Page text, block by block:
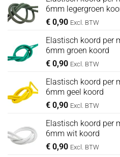
6mm legergroen
€ 0,90 Excl. BTW
Elastisch koord per
6mm groen koord
€ 0,90 Excl. BTW
Elastisch koord per
6mm geel koord
€ 0,90 Excl. BTW
Elastisch koord per
6mm wit koord
€ 0,90 Excl. BTW